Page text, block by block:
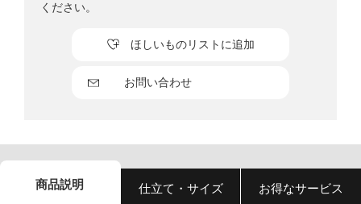
お問い合わせ
ほしいものリストに追加
ください。
商品説明 仕立て・サイズ お得なサービス